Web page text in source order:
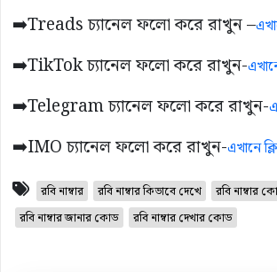
➡️Treads চ্যানেল ফলো করে রাখুন –
➡️TikTok চ্যানেল ফলো করে রাখুন-
➡️Telegram চ্যানেল ফলো করে রাখুন-
➡️IMO চ্যানেল ফলো করে রাখুন-এখানে
রবি নাম্বার রবি নাম্বার কিভাবে দেখে রবি নাম্বার
রবি নাম্বার জানার কোড
রবি নাম্বার দেখার কোড